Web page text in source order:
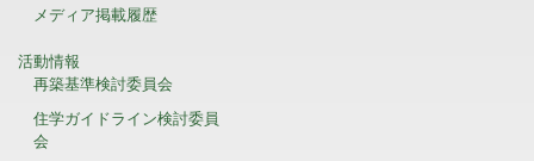
メディア掲載履歴
活動情報
再築基準検討委員会
住学ガイドライン検討委員
会